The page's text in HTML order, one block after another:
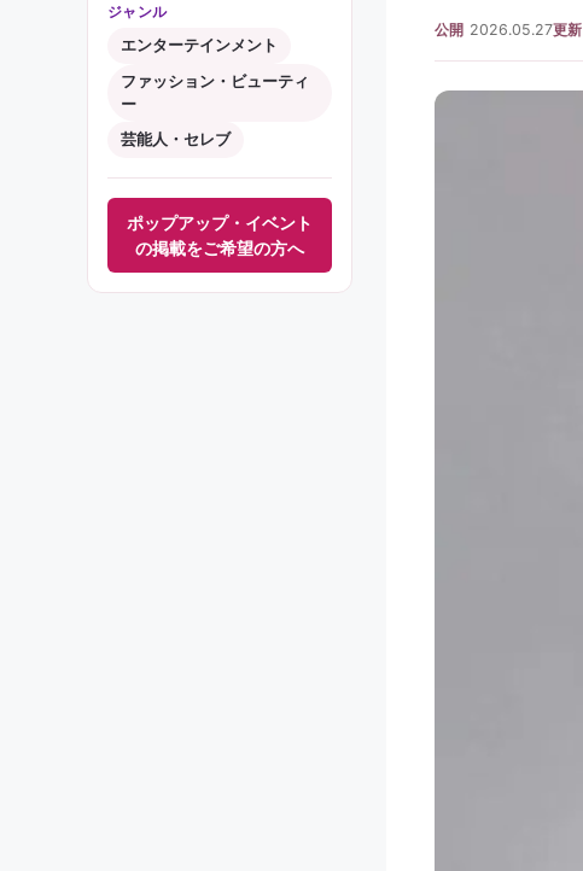
ジャンル
エンターテインメント
ファッション・ビューティ
ー
芸能人・セレブ
ポップアップ・イベント
の掲載をご希望の方へ
公開 2026.05.27更新